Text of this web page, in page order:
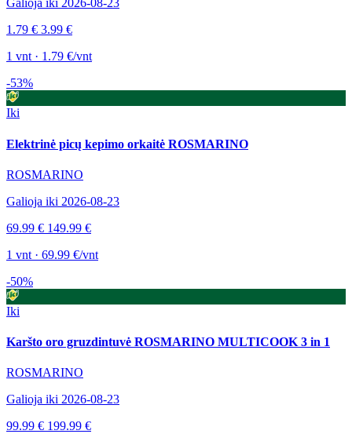
Galioja iki 2026-08-23
1.79 € 3.99 €
1 vnt · 1.79 €/vnt
-53%
Iki
Elektrinė picų kepimo orkaitė ROSMARINO
ROSMARINO
Galioja iki 2026-08-23
69.99 € 149.99 €
1 vnt · 69.99 €/vnt
-50%
Iki
Karšto oro gruzdintuvė ROSMARINO MULTICOOK 3 in 1
ROSMARINO
Galioja iki 2026-08-23
99.99 € 199.99 €